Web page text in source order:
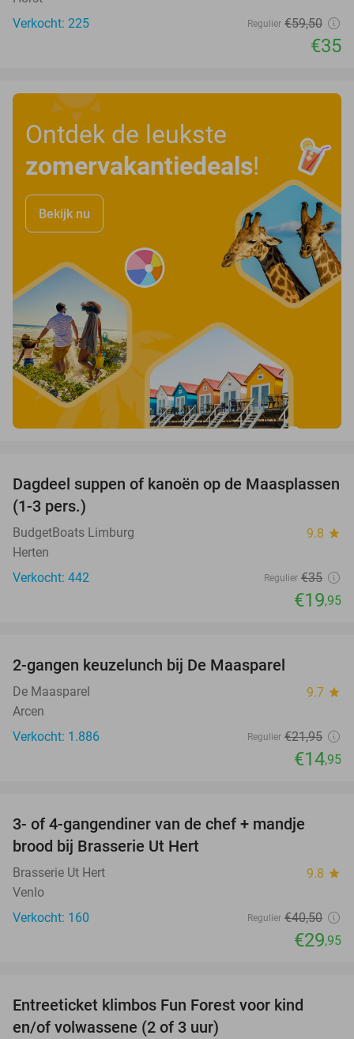
Verkocht: 225
Regulier €59,50
€35
Ontdek de leukste
zomervakantiedeals!
Bekijk nu
43%
Dagdeel suppen of kanoën op de Maasplassen
(1-3 pers.)
BudgetBoats Limburg 9.8 star
Herten
Verkocht: 442
Regulier €35
€19,95
2-gangen keuzelunch bij De Maasparel
De Maasparel 9.7 star
Arcen
Verkocht: 1.886
Regulier €21,95
€14,95
3- of 4-gangendiner van de chef + mandje
brood bij Brasserie Ut Hert
Brasserie Ut Hert 9.8 star
Venlo
Verkocht: 160
Regulier €40,50
€29,95
Entreeticket klimbos Fun Forest voor kind
en/of volwassene (2 of 3 uur)